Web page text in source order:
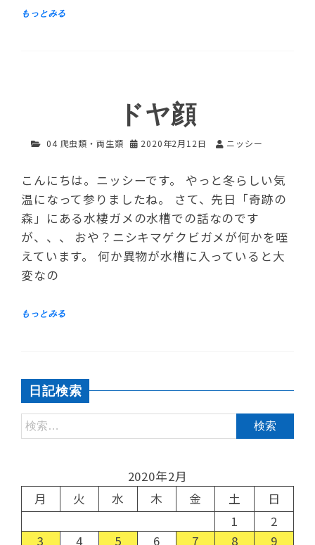
ドヤ顔
04 爬虫類・両生類 2020年2月12日 ニッシー
こんにちは。ニッシーです。 やっと冬らしい気
温になって参りましたね。 さて、先日「奇跡の
森」にある水棲ガメの水槽での話なのです
が、、、 おや？ニシキマゲクビガメが何かを咥
えています。 何か異物が水槽に入っていると大
変なの
日記検索
2020年2月
月
火 水 木 金 土
日
1
2
3
4 5 6 7 8 9